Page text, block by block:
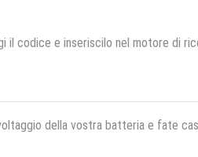
il codice e inseriscilo nel motore di
della vostra batteria e fate